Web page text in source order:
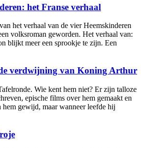
het Franse verhaal
het verhaal van de vier Heemskinderen
volksroman geworden. Het verhaal van:
blijkt meer een sprookje te zijn. Een
verdwijning van Koning Arthur
Wie kent hem niet? Er zijn talloze
epische films over hem gemaakt en
hem gewijd, maar wanneer leefde hij